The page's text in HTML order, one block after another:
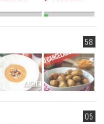
58
05